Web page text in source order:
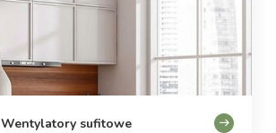
Wentylatory sufitowe